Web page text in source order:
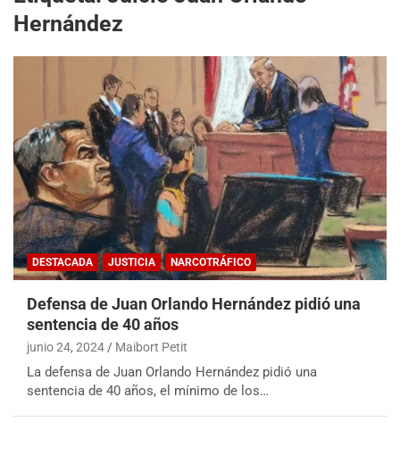
Hernández
DESTACADA JUSTICIA NARCOTRÁFICO
Defensa de Juan Orlando Hernández pidió una
sentencia de 40 años
junio 24, 2024 Maibort Petit
La defensa de Juan Orlando Hernández pidió una
sentencia de 40 años, el mínimo de los…